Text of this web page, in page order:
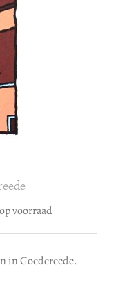
voorraad
in Goedereede.